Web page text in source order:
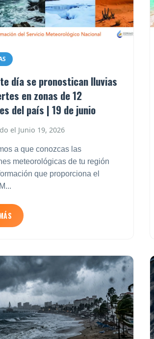
día se pronostican lluvias
en zonas de 12
del país | 19 de junio
el Junio 19, 2026
a que conozcas las
meteorológicas de tu región
que proporciona el